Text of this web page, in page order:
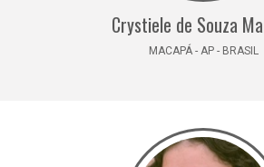
Crystiele de Souza
MACAPÁ - AP - BRASIL